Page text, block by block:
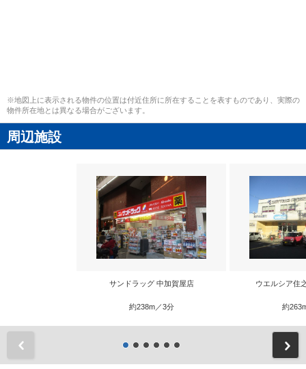
※地図上に表示される物件の位置は付近住所に所在することを表すものであり、実際の
物件所在地とは異なる場合がございます。
周辺施設
サンドラッグ 中加賀屋店
約238m／3分
ウエルシア住
約